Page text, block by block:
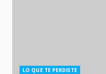
LO QUE TE PERDISTE